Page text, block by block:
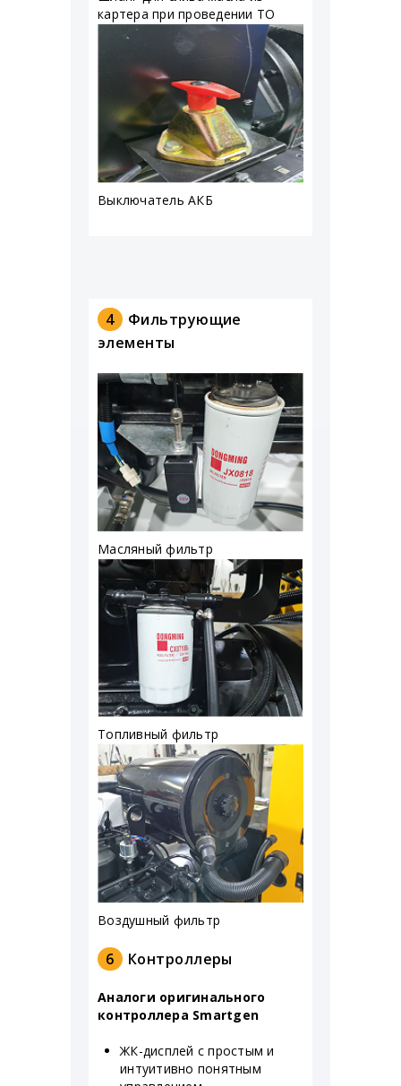
картера при проведении ТО
Выключатель АКБ
4
Фильтрующие
элементы
Масляный фильтр
Топливный фильтр
Воздушный фильтр
6 Контроллеры
Аналоги оригинального
контроллера Smartgen
ЖК-дисплей с простым и
интуитивно понятным